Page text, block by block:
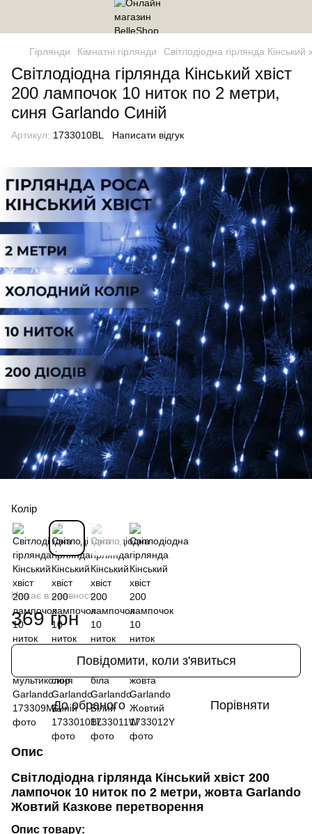
Гірлянди Кімнатні гірлянди Світлодіодна гірлянда
Світлодіодна гірлянда Кінський хвіст
200 лампочок 10 ниток по 2 метри,
синя Garlando Синій
Артикул: 1733010BL Написати відгук
Колір
Немає в наявності
369 грн
Повідомити, коли з'явиться
До обраного Порівняти
Опис
Світлодіодна гірлянда Кінський хвіст 200
лампочок 10 ниток по 2 метри, жовта Garlando
Жовтий Казкове перетворення
Опис товару: